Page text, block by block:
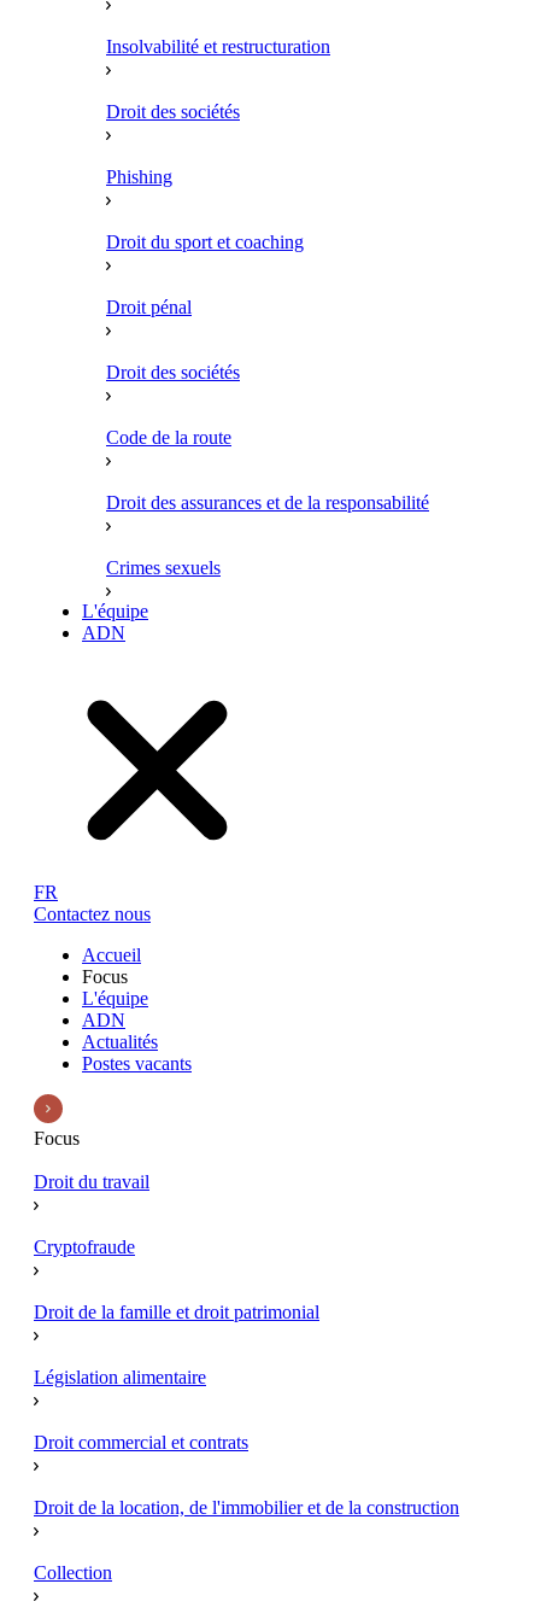
Insolvabilité et restructuration
Droit des sociétés
Phishing
Droit du sport et coaching
Droit pénal
Droit des sociétés
Code de la route
Droit des assurances et de la responsabilité
Crimes sexuels
L'équipe
ADN
FR
Contactez nous
Accueil
Focus
L'équipe
ADN
Actualités
Postes vacants
Focus
Droit du travail
Cryptofraude
Droit de la famille et droit patrimonial
Législation alimentaire
Droit commercial et contrats
Droit de la location, de l'immobilier et de la construction
Collection